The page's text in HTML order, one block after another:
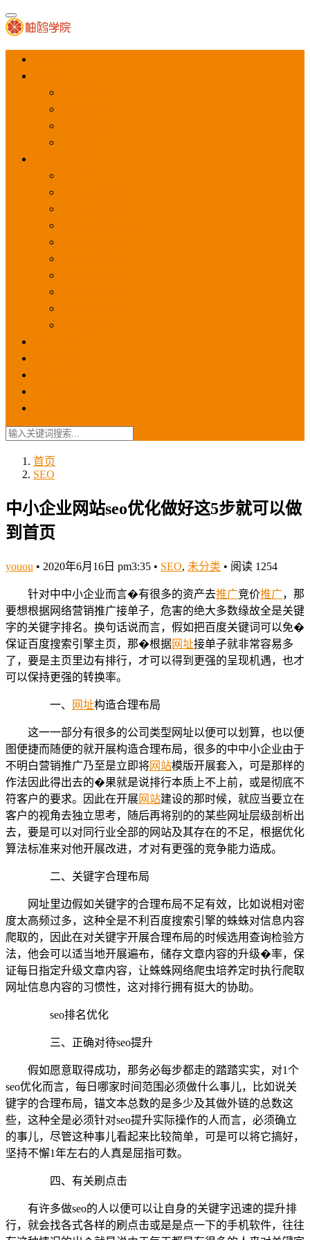
首页
SEO
中小企业网站seo优化做好这5步就可以做
到首页
youou • 2020年6月16日 pm3:35 • SEO, 未分类 • 阅读 1254
针对中中小企业而言�有很多的资产去推广竞价推广，那
要想根据网络营销推广接单子，危害的绝大多数缘故全是关键
字的关键字排名。换句话说而言，假如把百度关键词可以免�
保证百度搜索引擎主页，那�根据网址接单子就非常容易多
了，要是主页里边有排行，才可以得到更强的呈现机遇，也才
可以保持更强的转换率。
一、 网址构造合理布局
这一一部分有很多的公司类型网址以便可以划算，也以便
图便捷而随便的就开展构造合理布局，很多的中中小企业由于
不明白营销推广乃至是立即将网站模版开展套入，可是那样的
作法因此得出去的�果就是说排行本质上不上前，或是彻底不
符客户的要求。因此在开展网站建设的那时候，就应当要立在
客户的视角去独立思考，随后再将别的的某些网址层级剖析出
去，要是可以对同行业全部的网站及其存在的不足，根据优化
算法标准来对他开展改进，才对有更强的竞争能力造成。
二、关键字合理布局
网址里边假如关键字的合理布局不足有效，比如说相对密
度太高频过多，这种全是不利百度搜索引擎的蛛蛛对信息内容
爬取的，因此在对关键字开展合理布局的时候选用查询检验方
法，他会可以适当地开展遍布，储存文章内容的升级�率，保
证每日指定升级文章内容，让蛛蛛网络爬虫培养定时执行爬取
网址信息内容的习惯性，这对排行拥有挺大的协助。
seo排名优化
三、正确对待seo提升
假如愿意取得成功，那务必每步都走的踏踏实实，对1个
seo优化而言，每日哪家时间范围必须做什么事儿，比如说关
键字的合理布局，锚文本总数的是多少及其做外链的总数这
些，这种全是必须针对seo提升实际操作的人而言，必须确立
的事儿，尽管这种事儿看起来比较简单，可是可以将它搞好，
坚持不懈1年左右的人真是屈指可数。
四、有关刷点击
有许多做seo的人以便可以让自身的关键字迅速的提升排
行，就会找各式各样的刷点击或是是点一下的手机软件，往往